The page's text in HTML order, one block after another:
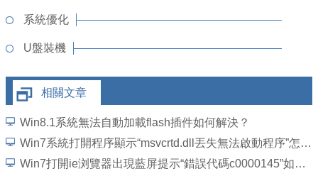
系統優化
U盤裝機
相關文章
Win8.1系統無法自動加載flash插件如何解決？
Win7系統打開程序顯示“msvcrtd.dll丟失無法啟動程序”怎麼解決
Win7打開ie浏覽器出現藍屏提示“錯誤代碼c0000145”如何解決？